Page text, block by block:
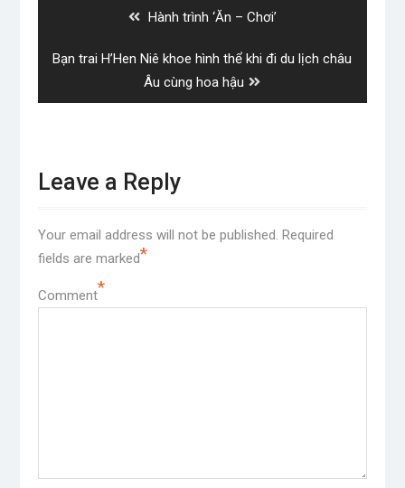
Previous
Hành trình ‘Ăn – Chơi’
Next
Bạn trai H’Hen Niê khoe hình thể khi đi du lịch châu
Âu cùng hoa hậu
Leave a Reply
Your email address will not be published. Required
fields are marked*
Comment*